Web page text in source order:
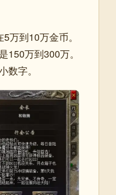
万到10万金币。
150万到300万。
数字。